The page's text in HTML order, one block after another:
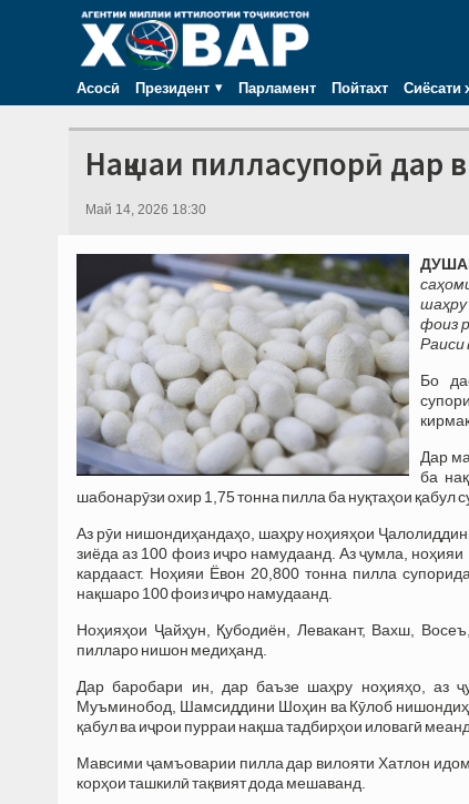
Асосӣ Президент Парламент Пойтахт Сиёсати
Нақшаи пилласупорӣ дар
Май 14, 2026 18:30
шаҳру
фоиз
Раиси
Бо
Дар
ба
шабонарӯзи охир 1,75 тонна пилла ба нуқтаҳои қабул
Аз рӯи нишондиҳандаҳо, шаҳру ноҳияҳои
зиёда аз 100 фоиз иҷро намудаанд. Аз ҷумла,
кардааст. Ноҳияи Ёвон 20,800 тонна пилла
нақшаро 100 фоиз иҷро намудаанд.
Ноҳияҳои Ҷайҳун, Қубодиён, Левакант, Вахш,
пилларо нишон медиҳанд.
Дар баробари ин, дар баъзе шаҳру ноҳияҳо, аз
Муъминобод, Шамсиддини Шоҳин ва Кӯлоб
қабул ва иҷрои пурраи нақша тадбирҳои иловагӣ
Мавсими ҷамъоварии пилла дар вилояти Хатлон
корҳои ташкилӣ тақвият дода мешаванд.